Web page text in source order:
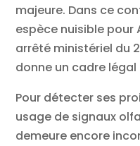
majeure. Dans ce
espèce nuisible pour
arrêté ministériel du
donne un cadre
Pour détecter ses
usage de signaux
demeure encore